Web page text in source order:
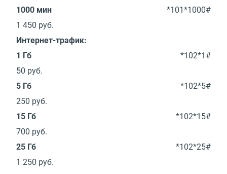
1000 мин
*101*1000#
1 450 руб.
Интернет-трафик:
1 Гб
*102*1#
50 руб.
5 Гб
*102*5#
250 руб.
15 Гб
*102*15#
700 руб.
25 Гб
*102*25#
1 250 руб.